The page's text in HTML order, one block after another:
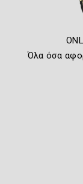
Όλα όσα